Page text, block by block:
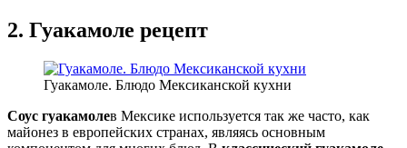
2. Гуакамоле рецепт
Гуакамоле. Блюдо Мексиканской кухни
Соус гуакамолев Мексике используется так же часто, как
майонез в европейских странах, являясь основным